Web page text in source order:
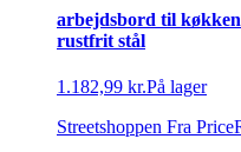
arbejdsbord til
rustfrit stål
1.182,99 kr.På lager
Streetshoppen Fra